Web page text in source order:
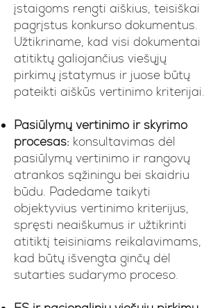
įstaigoms rengti aiškius, teisiškai
pagrįstus konkurso dokumentus.
Užtikriname, kad visi dokumentai
atitiktų galiojančius viešųjų
pirkimų įstatymus ir juose būtų
pateikti aiškūs vertinimo kriterijai.
Pasiūlymų vertinimo ir skyrimo
procesas: konsultavimas dėl
pasiūlymų vertinimo ir rangovų
atrankos sąžiningu bei skaidriu
būdu. Padedame taikyti
objektyvius vertinimo kriterijus,
spręsti neaiškumus ir užtikrinti
atitiktį teisiniams reikalavimams,
kad būtų išvengta ginčų dėl
sutarties sudarymo proceso.